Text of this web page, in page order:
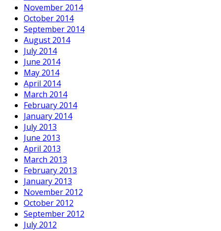
November 2014
October 2014
September 2014
August 2014
July 2014
June 2014
May 2014
April 2014
March 2014
February 2014
January 2014
July 2013
June 2013
April 2013
March 2013
February 2013
January 2013
November 2012
October 2012
September 2012
July 2012